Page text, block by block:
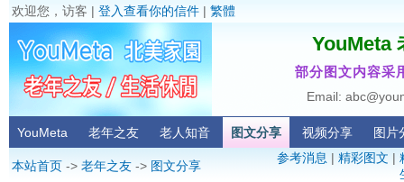
欢迎您，访客 | 登入查看你的信件 | 繁體
YouMeta
部分图文内容采
Email:
YouMeta 老年之友 老人知音 图文分享 视频分享 图片
本站首页 -> 老年之友 -> 图文分享
参考消息 | 精彩图文 |